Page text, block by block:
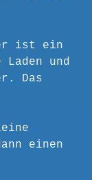
ist ein
und
Das
einen